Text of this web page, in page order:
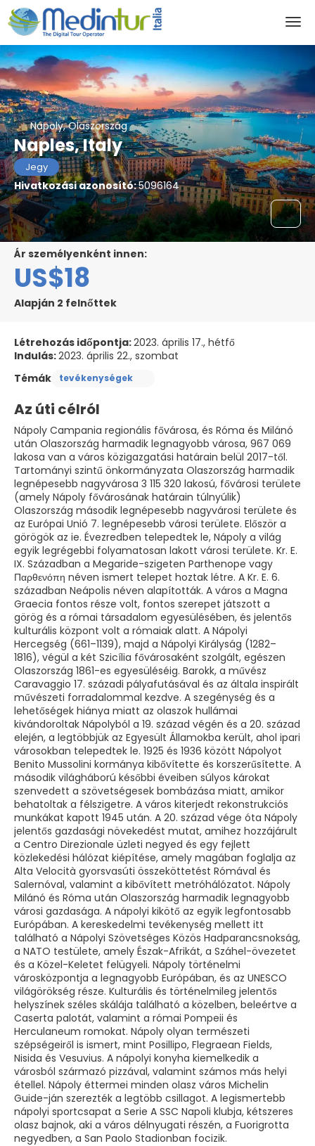
Nápoly, Olaszország
Naples, Italy
Jegy
Hivatkozási azonosító:5096164
ár személyenként innen:
US$18
Alapján 2 felnőttek
Létrehozás időpontja:2023. április 17., hétfő
Indulás:2023. április 22., szombat
Témák
tevékenységek
Az úti célról
Nápoly Campania regionális fővárosa, és Róma és Milánó
után Olaszország harmadik legnagyobb városa, 967 069
lakosa van a város közigazgatási határain belül 2017-től.
Tartományi szintű önkormányzata Olaszország harmadik
legnépesebb nagyvárosa 3 115 320 lakosú, fővárosi területe
(amely Nápoly fővárosának határain túlnyúlik)
Olaszország második legnépesebb nagyvárosi területe és
az Európai Unió 7. legnépesebb városi területe. Először a
görögök az ie. Évezredben telepedtek le, Nápoly a világ
egyik legrégebbi folyamatosan lakott városi területe. Kr. E.
IX. Században a Megaride-szigeten Parthenope vagy
Παρθενόπη néven ismert telepet hoztak létre. A Kr. E. 6.
században Neápolis néven alapították. A város a Magna
Graecia fontos része volt, fontos szerepet játszott a
görög és a római társadalom egyesülésében, és jelentős
kulturális központ volt a rómaiak alatt. A Nápolyi
Hercegség (661–1139), majd a Nápolyi Királyság (1282–
1816), végül a két Szicília fővárosaként szolgált, egészen
Olaszország 1861-es egyesüléséig. Barokk, a művész
Caravaggio 17. századi pályafutásával és az általa inspirált
művészeti forradalommal kezdve. A szegénység és a
lehetőségek hiánya miatt az olaszok hullámai
kivándoroltak Nápolyból a 19. század végén és a 20. század
elején, a legtöbbjük az Egyesült Államokba került, ahol ipari
városokban telepedtek le. 1925 és 1936 között Nápolyot
Benito Mussolini kormánya kibővítette és korszerűsítette. A
második világháború későbbi éveiben súlyos károkat
szenvedett a szövetségesek bombázása miatt, amikor
behatoltak a félszigetre. A város kiterjedt rekonstrukciós
munkákat kapott 1945 után. A 20. század vége óta Nápoly
jelentős gazdasági növekedést mutat, amihez hozzájárult
a Centro Direzionale üzleti negyed és egy fejlett
közlekedési hálózat kiépítése, amely magában foglalja az
Alta Velocità gyorsvasúti összeköttetést Rómával és
Salernóval, valamint a kibővített metróhálózatot. Nápoly
Milánó és Róma után Olaszország harmadik legnagyobb
városi gazdasága. A nápolyi kikötő az egyik legfontosabb
Európában. A kereskedelmi tevékenység mellett itt
található a Nápolyi Szövetséges Közös Hadparancsnokság,
a NATO testülete, amely Észak-Afrikát, a Száhel-övezetet
és a Közel-Keletet felügyeli. Nápoly történelmi
városközpontja a legnagyobb Európában, és az UNESCO
világörökség része. Kulturális és történelmileg jelentős
helyszínek széles skálája található a közelben, beleértve a
Caserta palotát, valamint a római Pompeii és
Herculaneum romokat. Nápoly olyan természeti
szépségeiről is ismert, mint Posillipo, Flegraean Fields,
Nisida és Vesuvius. A nápolyi konyha kiemelkedik a
városból származó pizzával, valamint számos más helyi
étellel. Nápoly éttermei minden olasz város Michelin
Guide-ján szerezték a legtöbb csillagot. A legismertebb
nápolyi sportcsapat a Serie A SSC Napoli klubja, kétszeres
olasz bajnok, aki a város délnyugati részén, a Fuorigrotta
negyedben, a San Paolo Stadionban focizik.